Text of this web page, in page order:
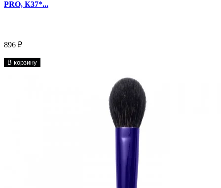
PRO, К37*...
896 ₽
В корзину